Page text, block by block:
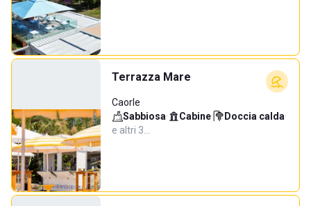
Terrazza Mare
Caorle
Sabbiosa· Cabine· Doccia calda·
e altri 3…